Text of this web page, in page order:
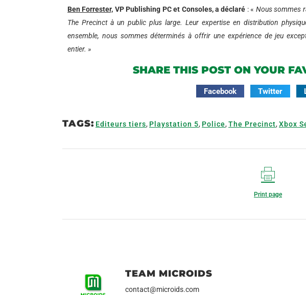
Ben Forrester, VP Publishing PC et Consoles, a déclaré : « Nous sommes
The Precinct à un public plus large. Leur expertise en distribution
ensemble, nous sommes déterminés à offrir une expérience de jeu
entier. »
SHARE THIS POST ON YOUR
Facebook Twitter
TAGS: Editeurs tiers, Playstation 5, Police, The Precinct, Xbox
Print page
TEAM MICROIDS
contact@microids.com